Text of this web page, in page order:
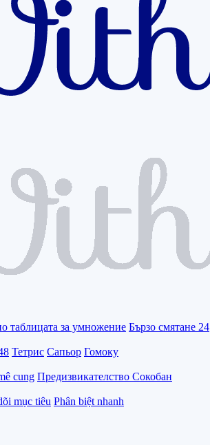
таблицата за умножение Бързо смятане 24
Тетрис Сапьор Гомоку
cung Предизвикателство Сокобан
mục tiêu Phân biệt nhanh